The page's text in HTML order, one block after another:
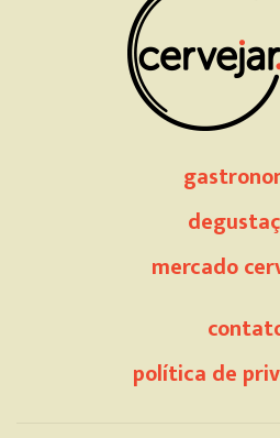
mercado
política de